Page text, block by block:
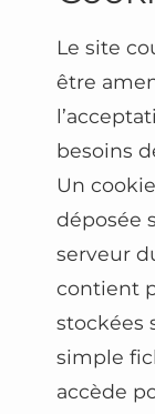
Le site
être
besoins
Un
déposée
serveur
contient
stockées
simple
accède